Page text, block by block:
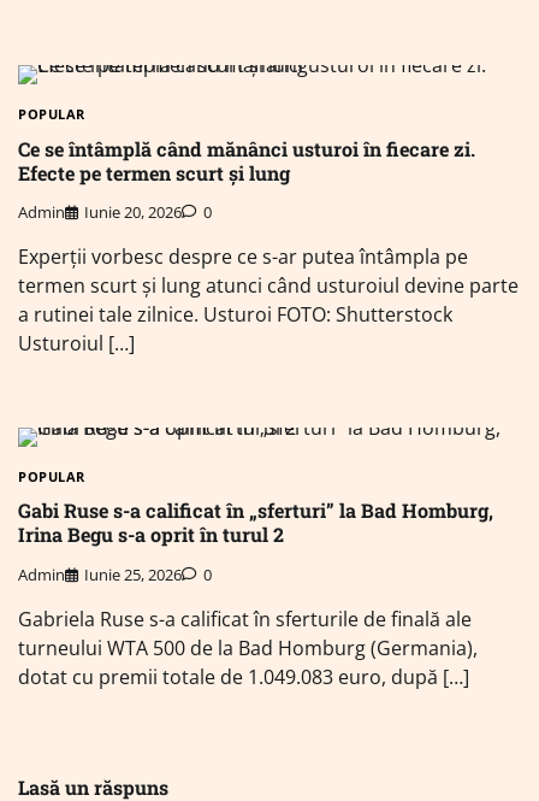
POPULAR
Ce se întâmplă când mănânci usturoi în fiecare zi.
Efecte pe termen scurt și lung
Admin Iunie 20, 2026 0
Experții vorbesc despre ce s-ar putea întâmpla pe
termen scurt și lung atunci când usturoiul devine parte
a rutinei tale zilnice. Usturoi FOTO: Shutterstock
Usturoiul […]
POPULAR
Gabi Ruse s-a calificat în „sferturi” la Bad Homburg,
Irina Begu s-a oprit în turul 2
Admin Iunie 25, 2026 0
Gabriela Ruse s-a calificat în sferturile de finală ale
turneului WTA 500 de la Bad Homburg (Germania),
dotat cu premii totale de 1.049.083 euro, după […]
Lasă un răspuns